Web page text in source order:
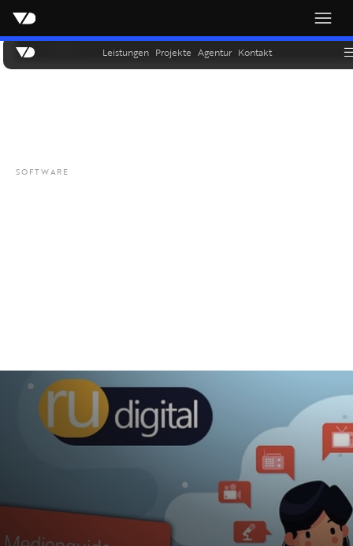
Leistungen Projekte Agentur Kontakt
SOFTWARE
Die Entwicklung – ein gemeinsamer Weg
Erste Version – bereits vor Veröffentlichung ein Erfolg